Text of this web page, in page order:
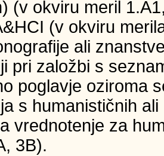
(v okviru meril
(v okviru
ali
pri založbi s
poglavje oziroma
s humanističnih
vrednotenje za
3B).